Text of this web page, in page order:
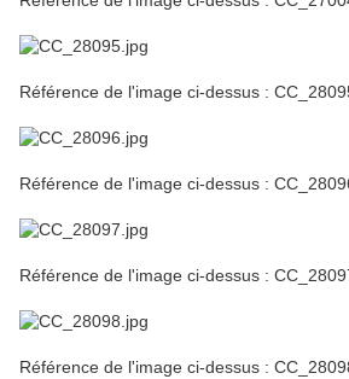
Référence de l'image ci-dessus :
Référence de l'image ci-dessus :
Référence de l'image ci-dessus :
Référence de l'image ci-dessus :